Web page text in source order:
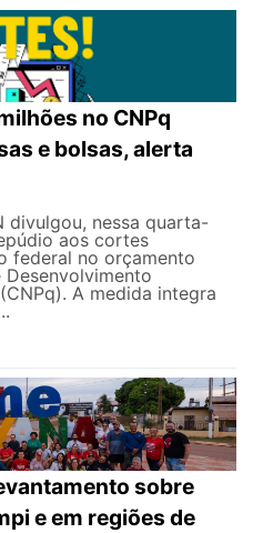
no CNPq
e bolsas, alerta
divulgou, nessa quarta-
aos cortes
federal no orçamento
A medida integra
sobre
e em regiões de